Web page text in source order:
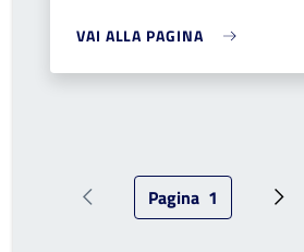
VAI ALLA PAGINA
Pagina precedentePagina attuale
Pagina 1